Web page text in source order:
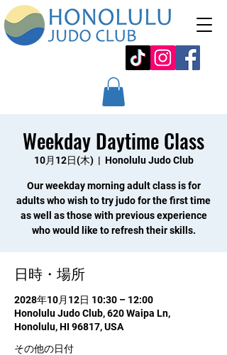
Weekday Daytime Class
10月12日(木)
  |
Honolulu Judo Club
Our weekday morning adult class is for
adults who wish to try judo for the first time
as well as those with previous experience
who would like to refresh their skills.
日時・場所
2028年10月12日 10:30 – 12:00
Honolulu Judo Club, 620 Waipa Ln,
Honolulu, HI 96817, USA
その他の日付